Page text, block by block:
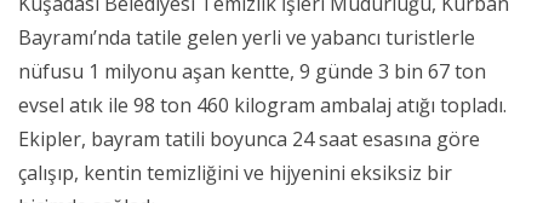
Bayramı’nda tatile gelen yerli ve yabancı turistlerle
nüfusu 1 milyonu aşan kentte, 9 günde 3 bin 67 ton
evsel atık ile 98 ton 460 kilogram ambalaj atığı topladı.
Ekipler, bayram tatili boyunca 24 saat esasına göre
çalışıp, kentin temizliğini ve hijyenini eksiksiz bir